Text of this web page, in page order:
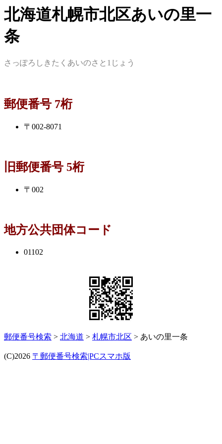
北海道札幌市北区あいの里一
条
さっぽろしきたくあいのさと1じょう
郵便番号 7桁
〒002-8071
旧郵便番号 5桁
〒002
地方公共団体コード
01102
郵便番号検索 > 北海道 > 札幌市北区 > あいの里一条
(C)2026 〒郵便番号検索|PCスマホ版